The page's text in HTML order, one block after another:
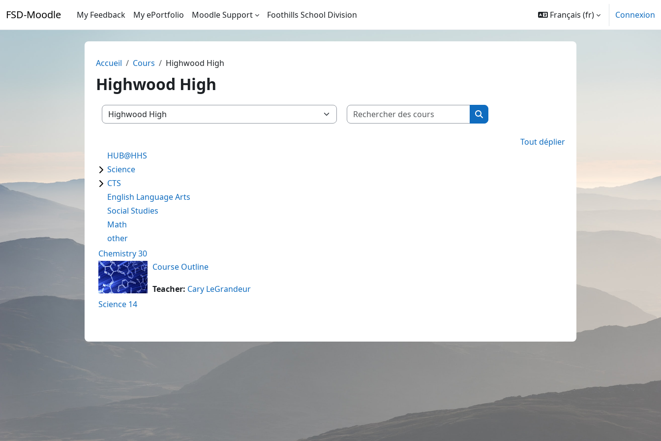
FSD-Moodle My Feedback My ePortfolio Moodle Support Foothills School Division Français ‎(fr)‎ Connexion
Accueil Cours Highwood High
Highwood High
Catégories de cours
Rechercher des cours
Rechercher des cours
Tout déplier
HUB@HHS
Science
CTS
English Language Arts
Social Studies
Math
other
Chemistry 30
Course Outline
Teacher: Cary LeGrandeur
Science 14